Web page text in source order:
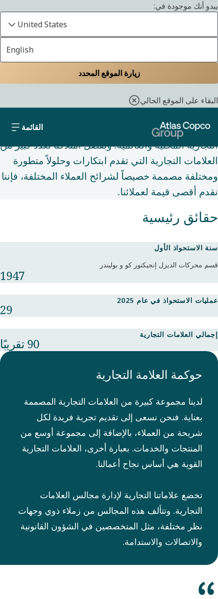
يبدو أنك موجودة في:
United States
English
زيارة الموقع المحدد
البقاء على الموقع الحالي
القائمة
نبذة عنا
نبذة عنا
تقديم أقصى قيمة من خلال
محفظة علامتنا التجارية
تتألف مجموعتنا من محفظة متنامية من العلامات
التجارية المحلية والعالمية. وبفضل امتلاكنا لعدد كبير من
العلامات التجارية التي تقدم ابتكارات وحلولاً متطورة
ومختلفة مصممة خصيصاً لشرائح العملاء المختلفة، فإننا
نقدم أقصى قيمة لعملائنا.
حقائق رئيسية
سنة الاستحواذ الأول
1947
قسم محركات الديزل إنجيكتور كو و بوليندر
عمليات الاستحواذ في عام 2025
29
إجمالي العلامات التجارية
90 تقريبًا
حوكمة العلامة التجارية
لدينا مجموعة كبيرة من العلامات التجارية المصممة
بعناية. فنحن نسعى إلى تقديم تجربة فريدة لكل
شريحة من العملاء، بالإضافة إلى مجموعة أوسع من
المنتجات والخدمات. بعبارة أخرى، العلامات التجارية
القوية هي أساس نجاح أعمالنا.​
تخضع علاماتنا التجارية لإدارة مجالس العلامات
التجارية. وتتألف هذه المجالس من زملاء ذوي وجهات
نظر مختلفة، مثل المتخصصين في الشؤون القانونية
والاتصالات والاستدامة.